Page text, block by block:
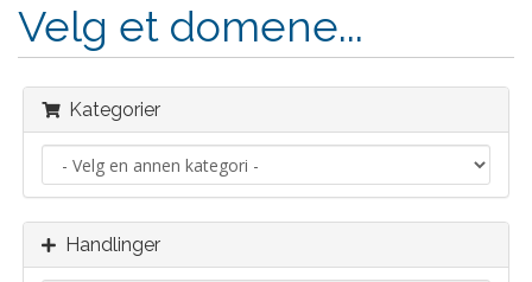
Velg et domene...
Kategorier
Handlinger